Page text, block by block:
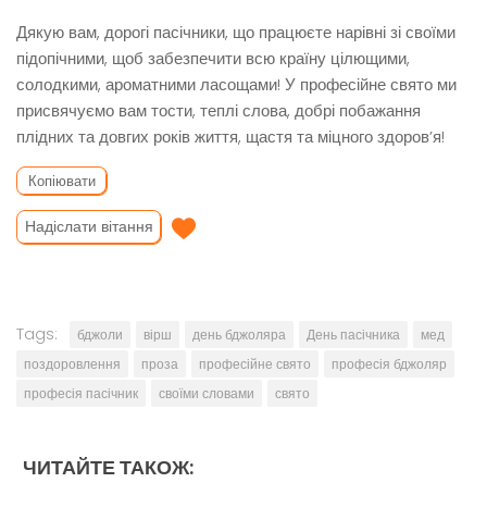
Дякую вам, дорогі пасічники, що працюєте нарівні зі своїми
підопічними, щоб забезпечити всю країну цілющими,
солодкими, ароматними ласощами! У професійне свято ми
присвячуємо вам тости, теплі слова, добрі побажання
плідних та довгих років життя, щастя та міцного здоров’я!
Копіювати
Надіслати вітання
Tags: бджоли вірш день бджоляра День пасічника
мед
поздоровлення
проза професійне свято
професія бджоляр
професія пасічник
своїми словами свято
ЧИТАЙТЕ ТАКОЖ: